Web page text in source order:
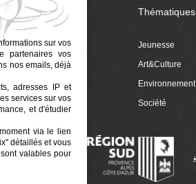
Euphonia
Thématiques
Jeunesse
Art&Culture
Environnement
Société
sur vos
partenaires vos
nos emails, déjà
adresses IP et
services sur vos
et d'étudier
via le lien
détaillés et vous
valables pour